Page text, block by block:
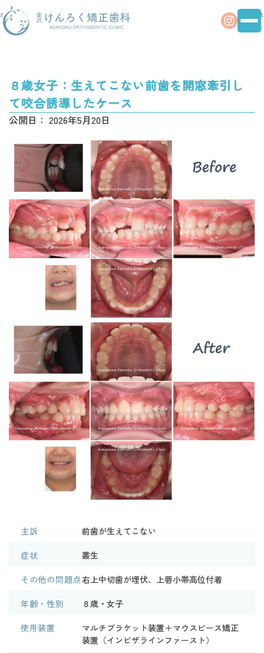
ホーム 治療事例 ８歳女子：生えてこない前歯を開窓牽引して咬合誘導したケース
８歳女子：生えてこない前歯を開窓牽引し
て咬合誘導したケース
公開日： 2026年5月20日
主訴 前歯が生えてこない
症状 叢生
その他の問題点右上中切歯が埋伏、上唇小帯高位付着
年齢・性別 ８歳・女子
使用装置
マルチブラケット装置＋マウスピース矯正
装置（インビザラインファースト）